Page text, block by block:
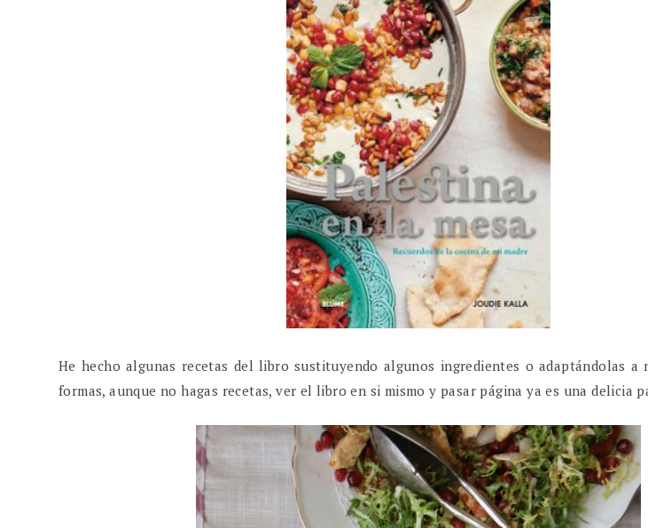
He hecho algunas recetas del libro sustituyendo algunos ingredientes o adaptándolas a
formas, aunque no hagas recetas, ver el libro en si mismo y pasar página ya es una delicia